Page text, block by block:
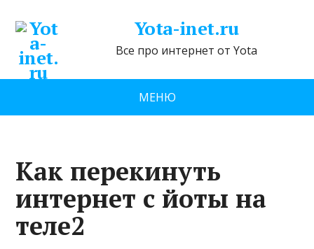
Yota-inet.ru
Все про интернет от Yota
МЕНЮ
Как перекинуть
интернет с йоты на
теле2